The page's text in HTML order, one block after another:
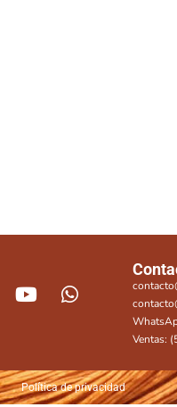
Ventas:
Política de privacidad